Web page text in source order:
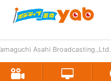
Asahi Broadcasting.,Ltd.